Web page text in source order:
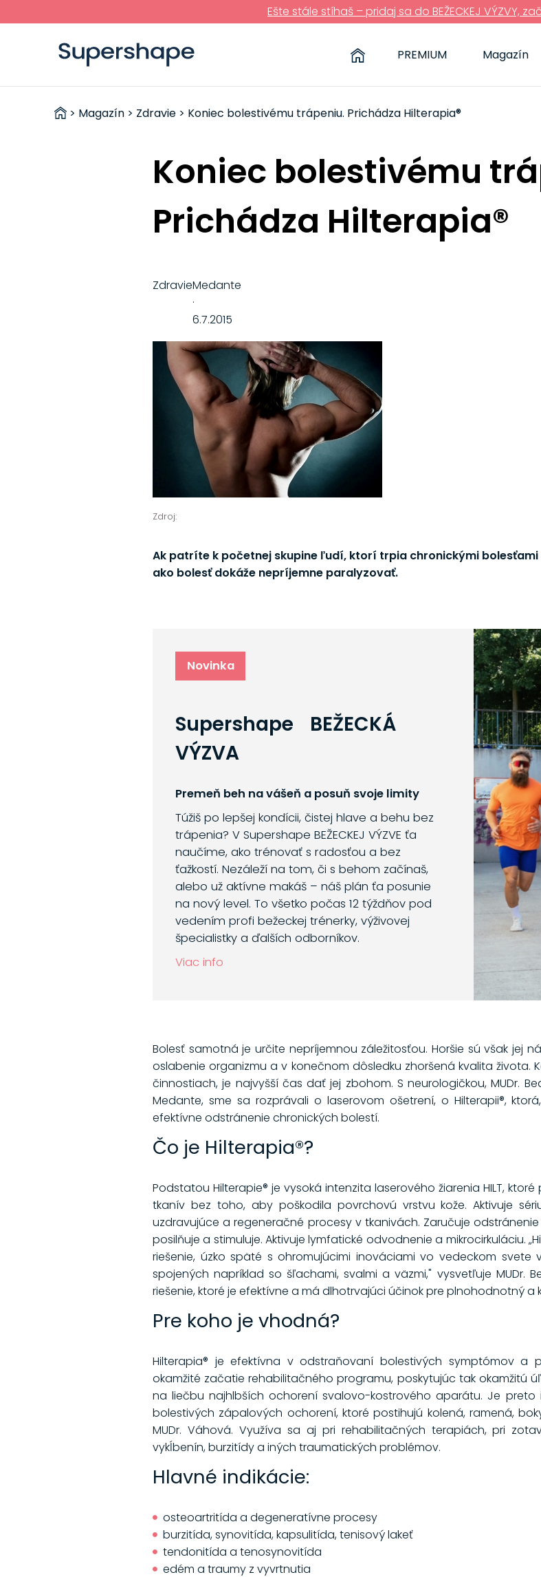
Ešte stále stíhaš – pridaj sa do BEŽECKEJ VÝZVY,
PREMIUM Magazín
ZDRAVÉ
> Magazín > Zdravie > Koniec bolestivému trápeniu. Prichádza Hilterapia®
Koniec bolestivému
Prichádza Hilterapia®
Zdroj:
Ak patríte k početnej skupine ľudí, ktorí trpia chronickými
ako bolesť dokáže nepríjemne paralyzovať.
Novinka
Supershape BEŽECKÁ
VÝZVA
Premeň beh na vášeň a posuň svoje limity
Túžiš po lepšej kondícii, čistej hlave a behu bez
trápenia? V Supershape BEŽECKEJ VÝZVE ťa
naučíme, ako trénovať s radosťou a bez
ťažkostí. Nezáleží na tom, či s behom začínaš,
alebo už aktívne makáš – náš plán ťa posunie
na nový level. To všetko počas 12 týždňov pod
vedením profi bežeckej trénerky, výživovej
špecialistky a ďalších odborníkov.
Viac info
Bolesť samotná je určite nepríjemnou záležitosťou. Horšie sú však jej
oslabenie organizmu a v konečnom dôsledku zhoršená kvalita života.
činnostiach, je najvyšší čas dať jej zbohom. S neurologičkou, MUDr.
Medante, sme sa rozprávali o laserovom ošetrení, o Hilterapii®,
efektívne odstránenie chronických bolestí.
Čo je Hilterapia®?
Podstatou Hilterapie® je vysoká intenzita laserového žiarenia HILT,
tkanív bez toho, aby poškodila povrchovú vrstvu kože. Aktivuje
uzdravujúce a regeneračné procesy v tkanivách. Zaručuje
posilňuje a stimuluje. Aktivuje lymfatické odvodnenie a mikrocirkuláciu.
riešenie, úzko späté s ohromujúcimi inováciami vo vedeckom
spojených napríklad so šľachami, svalmi a väzmi," vysvetľuje MUDr.
riešenie, ktoré je efektívne a má dlhotrvajúci účinok pre plnohodnotný a
Pre koho je vhodná?
Hilterapia® je efektívna v odstraňovaní bolestivých symptómov a
okamžité začatie rehabilitačného programu, poskytujúc tak okamžitú
na liečbu najhlbších ochorení svalovo-kostrového aparátu. Je
bolestivých zápalových ochorení, ktoré postihujú kolená, ramená,
MUDr. Váhová. Využíva sa aj pri rehabilitačných terapiách, pri
vykĺbenín, burzitídy a iných traumatických problémov.
Hlavné indikácie:
osteoartritída a degeneratívne procesy
burzitída, synovitída, kapsulitída, tenisový lakeť
tendonitída a tenosynovitída
edém a traumy z vyvrtnutia
ZdravieMedante
·
6.7.2015